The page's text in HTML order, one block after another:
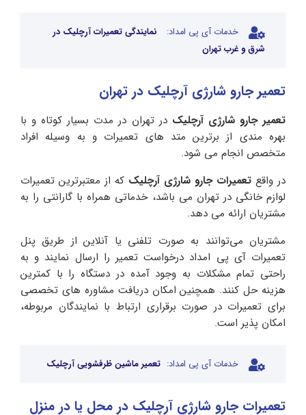
خدمات آی پی امداد:
نمایندگی تعمیرات آرچلیک در
شرق و غرب تهران
تعمیر جارو شارژی آرچلیک در تهران
تعمیر جارو شارژی آرچلیک در تهران در مدت بسیار کوتاه و با
بهره مندی از برترین متد های تعمیرات و به وسیله افراد
متخصص انجام می شود.
در واقع تعمیرات جارو شارژی آرچلیک که از معتبرترین تعمیرات
لوازم خانگی در تهران می باشد، خدماتی همراه با گارانتی را به
مشتریان ارائه می دهد.
مشتریان می‌توانند به صورت تلفنی یا آنلاین از طریق پنل
تعمیرات آی پی امداد درخواست تعمیر را ارسال نمایند و به
راحتی تمام مشکلات به وجود آمده در دستگاه را با کمترین
هزینه حل کنند. همچنین امکان دریافت مشاوره های تخصصی
برای تعمیرات در صورت برقراری ارتباط با نمایندگان مربوطه،
امکان پذیر است.
خدمات آی پی امداد: تعمیر ماشین ظرفشویی آرچلیک
تعمیرات جارو شارژی آرچلیک در محل یا در منزل